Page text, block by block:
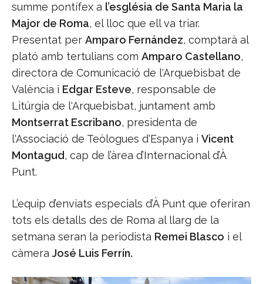
summe pontífex a l’església de Santa Maria la
Major de Roma, el lloc que ell va triar.
Presentat per Amparo Fernández, comptarà al
plató amb tertulians com Amparo Castellano,
directora de Comunicació de l'Arquebisbat de
València i Edgar Esteve, responsable de
Litúrgia de l'Arquebisbat, juntament amb
Montserrat Escribano, presidenta de
l'Associació de Teòlogues d'Espanya i Vicent
Montagud, cap de l’àrea d’Internacional d’À
Punt.
L’equip d’enviats especials d’À Punt que oferiran
tots els detalls des de Roma al llarg de la
setmana seran la periodista Remei Blasco i el
càmera José Luis Ferrín.